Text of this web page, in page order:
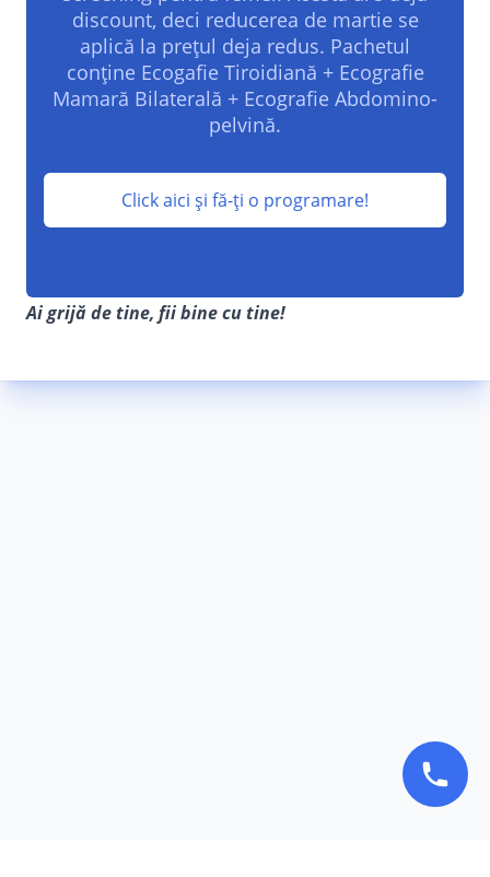
discount, deci reducerea de martie se
aplică la prețul deja redus. Pachetul
conține Ecogafie Tiroidiană + Ecografie
Mamară Bilaterală + Ecografie Abdomino-
pelvină.
Click aici și fă-ți o programare!
Ai grijă de tine, fii bine cu tine!